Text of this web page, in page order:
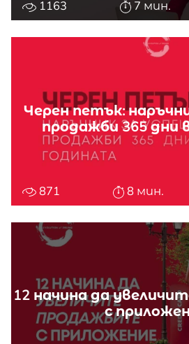
1163 7 мин.
Черен петък:
продажби 365 дни
871 8 мин.
12 начина да
с